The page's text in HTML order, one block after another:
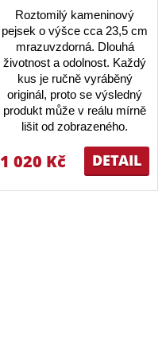
Roztomilý kameninový
pejsek o výšce cca 23,5 cm
mrazuvzdorná. Dlouhá
životnost a odolnost. Každý
kus je ručně vyráběný
originál, proto se výsledný
produkt může v reálu mírně
lišit od zobrazeného.
DETAIL
1 020 Kč